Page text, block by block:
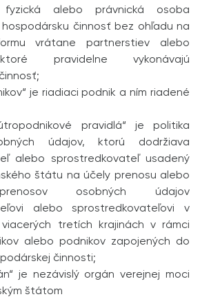
fyzická alebo právnická osoba
hospodársku činnosť bez ohľadu na
vrátane partnerstiev alebo
pravidelne vykonávajú
je riadiaci podnik a ním riadené
pravidlá“ je politika
údajov, ktorú dodržiava
alebo sprostredkovateľ usadený
štátu na účely prenosu alebo
osobných údajov
alebo sprostredkovateľovi v
tretích krajinách v rámci
alebo podnikov zapojených do
činnosti;
je nezávislý orgán verejnej moci
štátom